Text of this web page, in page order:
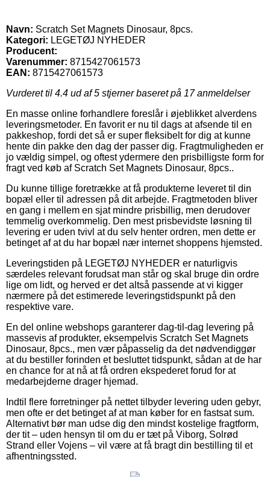
Navn: Scratch Set Magnets Dinosaur, 8pcs.
Kategori: LEGETØJ NYHEDER
Producent:
Varenummer: 8715427061573
EAN: 8715427061573
Vurderet til 4.4 ud af 5 stjerner baseret på 17anmeldelser
En masse online forhandlere foreslår i øjeblikket alverdens
leveringsmetoder. En favorit er nu til dags at afsende til en
pakkeshop, fordi det så er super fleksibelt for dig at kunne
hente din pakke den dag der passer dig. Fragtmuligheden er
jo vældig simpel, og oftest ydermere den prisbilligste form for
fragt ved køb af Scratch Set Magnets Dinosaur, 8pcs..
Du kunne tillige foretrække at få produkterne leveret til din
bopæl eller til adressen på dit arbejde. Fragtmetoden bliver
en gang i mellem en sjat mindre prisbillig, men derudover
temmelig overkommelig. Den mest prisbevidste løsning til
levering er uden tvivl at du selv henter ordren, men dette er
betinget af at du har bopæl nær internet shoppens hjemsted.
Leveringstiden på LEGETØJ NYHEDER er naturligvis
særdeles relevant forudsat man står og skal bruge din ordre
lige om lidt, og herved er det altså passende at vi kigger
nærmere på det estimerede leveringstidspunkt på den
respektive vare.
En del online webshops garanterer dag-til-dag levering på
massevis af produkter, eksempelvis Scratch Set Magnets
Dinosaur, 8pcs., men vær påpasselig da det nødvendiggør
at du bestiller forinden et besluttet tidspunkt, sådan at de har
en chance for at nå at få ordren ekspederet forud for at
medarbejderne drager hjemad.
Indtil flere forretninger på nettet tilbyder levering uden gebyr,
men ofte er det betinget af at man køber for en fastsat sum.
Alternativt bør man udse dig den mindst kostelige fragtform,
der tit – uden hensyn til om du er tæt på Viborg, Solrød
Strand eller Vojens – vil være at få bragt din bestilling til et
afhentningssted.